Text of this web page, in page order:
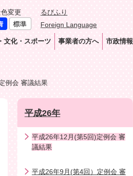
変更
るびふり
Foreign Language
文化・スポーツ 事業者の方へ 市政情報
例会 審議結果
平成26年
平成26年12月(第5回)定例会 審
議結果
平成26年9月(第4回）定例会 審